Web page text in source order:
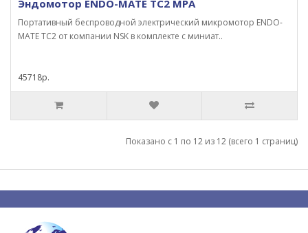
Эндомотор ENDO-MATE TC2 MPA
Портативный беспроводной электрический микромотор ENDO-
MATE TC2 от компании NSK в комплекте с миниат..
45718р.
Показано с 1 по 12 из 12 (всего 1 страниц)